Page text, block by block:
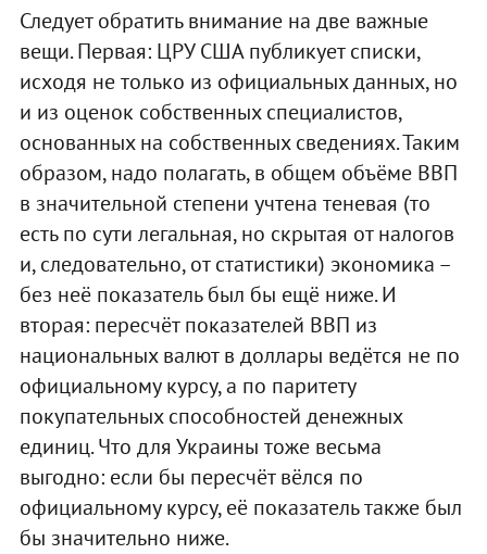
Следует обратить внимание на две важные
вещи. Первая: ЦРУ США публикует списки,
исходя не только из официальных данных, но
и из оценок собственных специалистов,
основанных на собственных сведениях. Таким
образом, надо полагать, в общем объёме ВВП
в значительной степени учтена теневая (то
есть по сути легальная, но скрытая от налогов
и, следовательно, от статистики) экономика –
без неё показатель был бы ещё ниже. И
вторая: пересчёт показателей ВВП из
национальных валют в доллары ведётся не по
официальному курсу, а по паритету
покупательных способностей денежных
единиц. Что для Украины тоже весьма
выгодно: если бы пересчёт вёлся по
официальному курсу, её показатель также был
бы значительно ниже.